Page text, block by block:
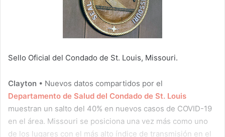
Sello Oficial del Condado de St. Louis, Missouri.
Clayton • Nuevos datos compartidos por el
Departamento de Salud del Condado de St. Louis
muestran un salto del 40% en nuevos casos de COVID-19
en el área. Missouri se posiciona una vez más como uno
de los lugares con el más alto índice de transmisión en el